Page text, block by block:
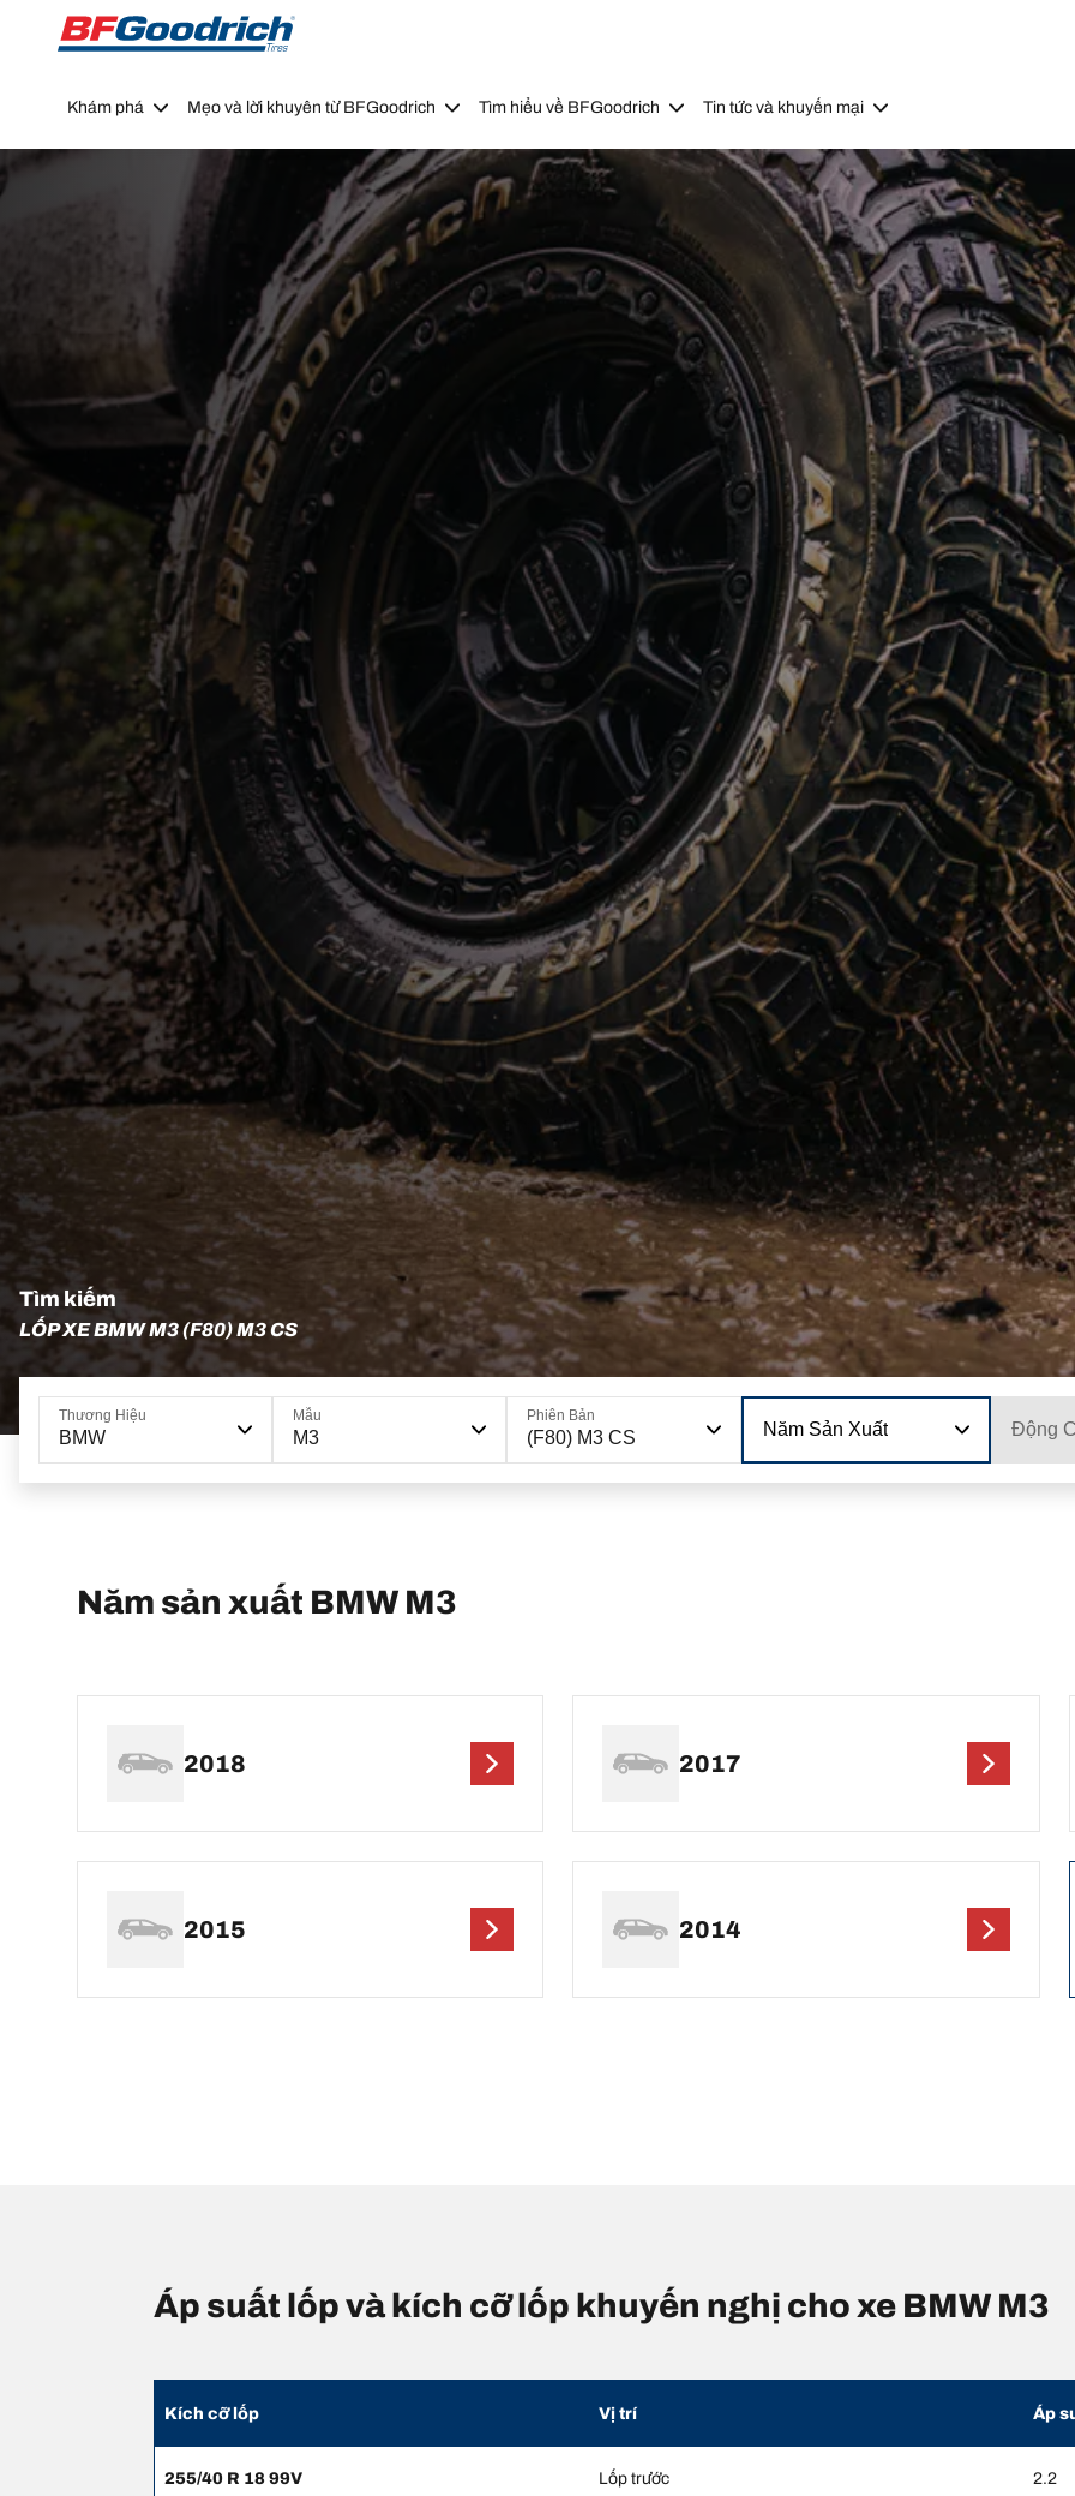
Go to page content
Go to page navigation
Khám phá Mẹo và lời khuyên từ BFGoodrich Tìm hiểu về BFGoodrich Tin tức và khuyến mại
Tìm kiếm
LỐP XE BMW M3 (F80) M3 CS
Thương Hiệu
BMW
Mẫu
M3
Phiên Bản
(F80) M3 CS Năm Sản Xuất Động
Năm sản xuất BMW M3
2018 2017
2015 2014
Áp suất lốp và kích cỡ lốp khuyến nghị cho xe BMW M3
Kích cỡ lốp Vị trí Áp
255/40 R 18 99V Lốp trước 2.2